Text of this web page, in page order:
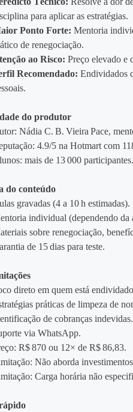
para aplicar as estratégias.
Ponto Forte: Mentoria
de renegociação.
ao Risco: Preço elevado e
Recomendado: Endividados
do produtor
Nádia C. B. Vieira Pace,
4.9/5 na Hotmart com
mais de 13 000 participantes.
do conteúdo
gravadas (4 a 10 h estimadas).
individual (dependendo da
sobre renegociação,
de 15 dias para teste.
direto em quem está
práticas de limpeza de
de cobranças indevidas.
via WhatsApp.
R$ 870 ou 12× de R$ 86,83.
Não aborda
Carga horária não